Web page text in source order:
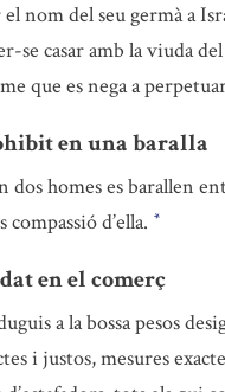
nom del seu germà a
se casar amb la viuda
que es nega a
en una baralla
dos homes es barallen
d’ella. *
en el comerç
a la bossa pesos
i justos, mesures